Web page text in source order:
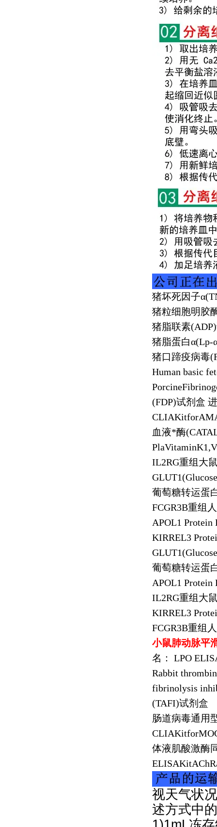
猪坏死因子α
猪粒细胞明胶
猪脂联素(ADP)
猪脂蛋白α(Lp-
猪口蹄疫病毒
Human basic
(FDP)试剂盒
血液*酶
IL2RG重组大
葡萄糖转运蛋
FCGR3B重组人
APOL1 Protein
KIRREL3
葡萄糖转运蛋
APOL1 Protein
IL2RG重组大
KIRREL3
FCGR3B重组人
小鼠肺动脉平
名： LPO
Rabbit
fibrinolysis
(TAFI)试剂盒
肠道病毒通用
体液肌酸激酶
视天气状
述方式中